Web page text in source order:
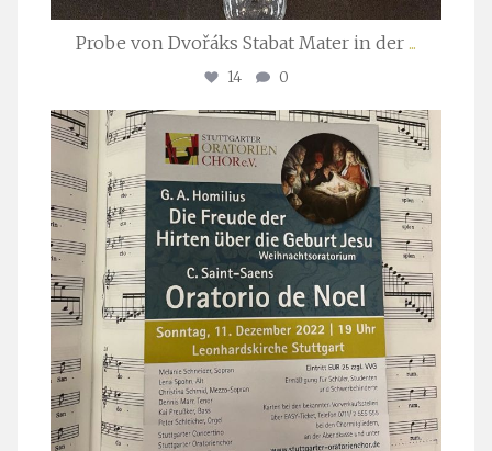
Probe von Dvořáks Stabat Mater in der ...
14 0
stuttgarter_oratorienchor
Nov. 29